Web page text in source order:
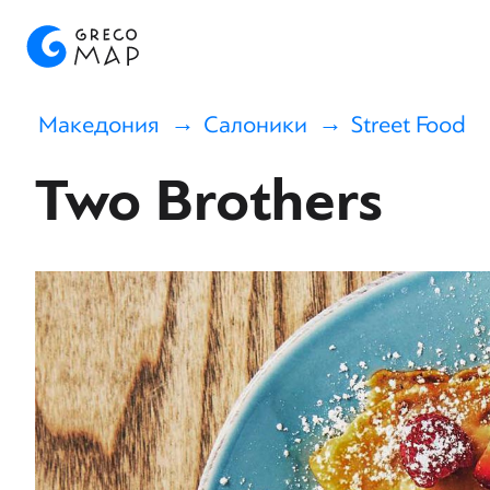
Македония Салоники Street Food
Two Brothers